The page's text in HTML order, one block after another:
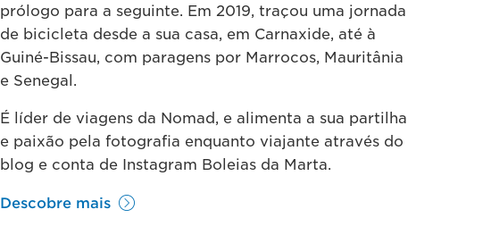
prólogo para a seguinte. Em 2019, traçou uma jornada
de bicicleta desde a sua casa, em Carnaxide, até à
Guiné-Bissau, com paragens por Marrocos, Mauritânia
e Senegal.
É líder de viagens da Nomad, e alimenta a sua partilha
e paixão pela fotografia enquanto viajante através do
blog e conta de Instagram Boleias da Marta.
Descobre mais